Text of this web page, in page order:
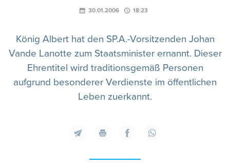
30.01.2006 18:23
König Albert hat den SP.A.-Vorsitzenden Johan
Vande Lanotte zum Staatsminister ernannt. Dieser
Ehrentitel wird traditionsgemäß Personen
aufgrund besonderer Verdienste im öffentlichen
Leben zuerkannt.